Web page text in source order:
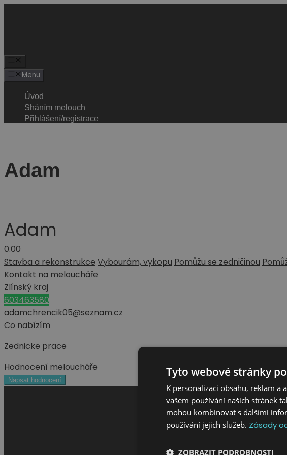
Menu
Úvod
Sháním melouch
Přihlášení/registrace
Adam
Adam
0.00
Stavba a rekonstrukce Vybourám, vykopu Pomůžu se zedničinou
Kontakt na meloucháře
Zlínský kraj
603463580
adamchrencik05@seznam.cz
Co nabízím
Zednicke prace
Hodnocení meloucháře
Napsat hodnocení
Tyto webové stránky
K personalizaci obsahu, reklam a
vašem používání našich stránek
mohou kombinovat s dalšími
používání jejich služeb. Zásady
ZOBRAZIT PODROBNOSTI